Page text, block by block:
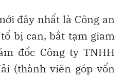
đây nhất là Công an
bị can, bắt tạm giam
đốc Công ty TNHH
(thành viên góp vốn